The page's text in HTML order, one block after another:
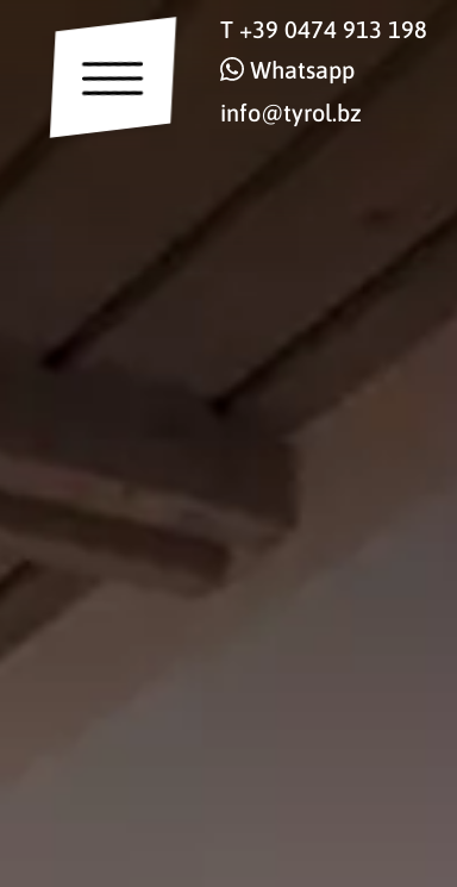
T +39 0474 913 198
Whatsapp
info@tyrol.bz